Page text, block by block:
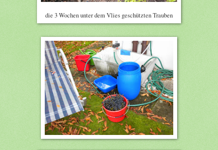
die 3 Wochen unter dem Vlies geschützten Trauben